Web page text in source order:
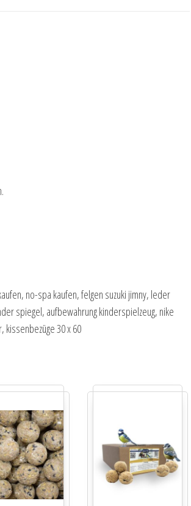
no-spa kaufen, felgen suzuki jimny, leder
spiegel, aufbewahrung kinderspielzeug, nike
kissenbezüge 30 x 60